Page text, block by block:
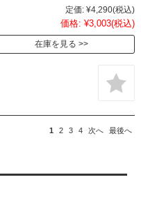
定価: ¥4,290(税込)
価格: ¥3,003(税込)
在庫を見る
1 2 3 4 次へ 最後へ